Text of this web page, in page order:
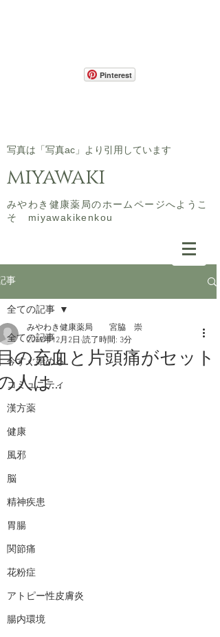
Pinterest
​写真は「写真ac」より引用しています
miyawaki
​みやわき健康薬局のホームページへようこ
そ miyawakikenkou
事
全ての記事
今すぐ始める
コミュニティ
漢方薬
健康
風邪
脳
精神疾患
胃腸
関節痛
花粉症
アトピー性皮膚炎
腸内環境
全ての記事
の充血と片頭痛がセット
人は…
みやわき健康薬局 宮脇 崇
2019年12月2日 読了時間: 3分